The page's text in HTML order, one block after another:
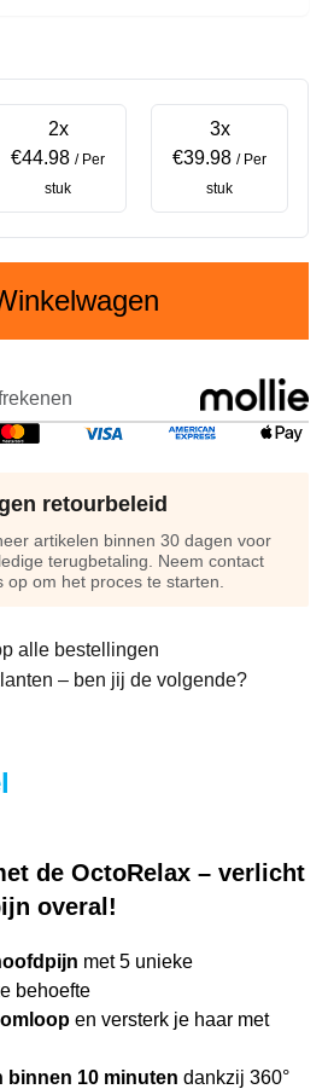
2x
€44.98 / Per
stuk
3x
€39.98 / Per
stuk
retourbeleid
artikelen binnen 30 dagen voor
terugbetaling. Neem contact
op om het proces te starten.
alle bestellingen
– ben jij de volgende?
de OctoRelax – verlicht
overal!
met 5 unieke
behoefte
en versterk je haar met
binnen 10 minuten dankzij 360°